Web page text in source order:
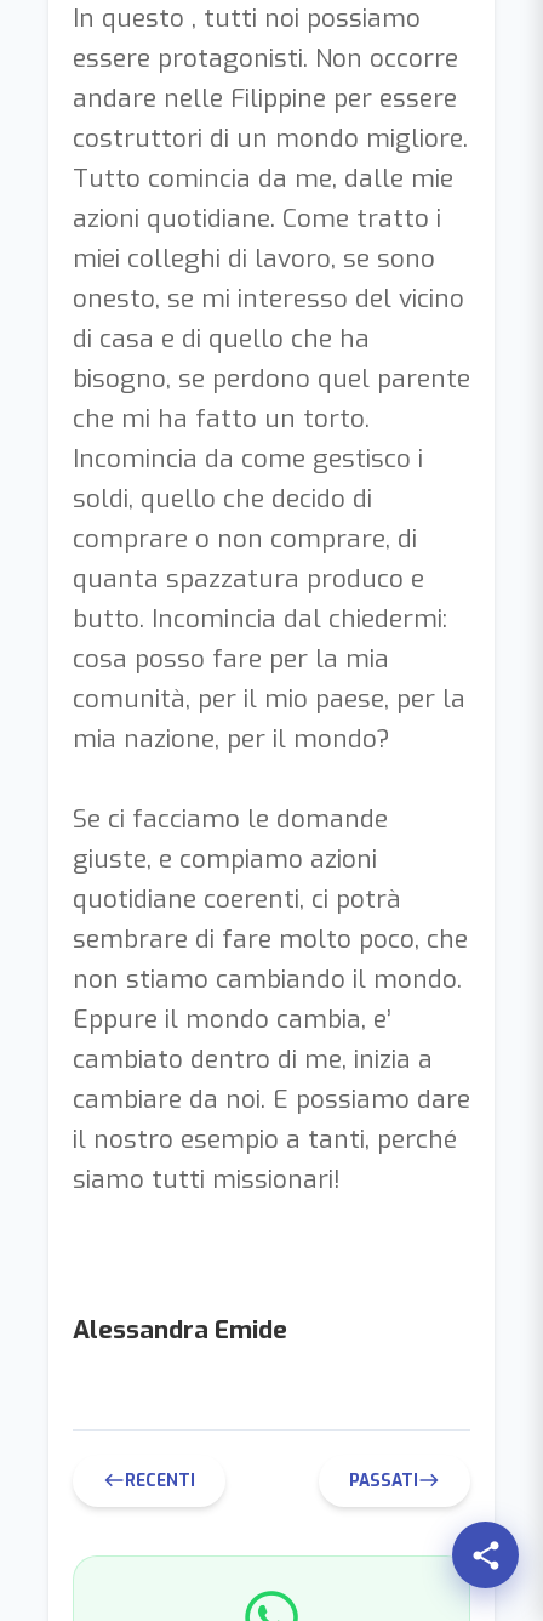
share
In questo , tutti noi possiamo
essere protagonisti. Non occorre
andare nelle Filippine per essere
costruttori di un mondo migliore.
Tutto comincia da me, dalle mie
azioni quotidiane. Come tratto i
miei colleghi di lavoro, se sono
onesto, se mi interesso del vicino
di casa e di quello che ha
bisogno, se perdono quel parente
che mi ha fatto un torto.
Incomincia da come gestisco i
soldi, quello che decido di
comprare o non comprare, di
quanta spazzatura produco e
butto. Incomincia dal chiedermi:
cosa posso fare per la mia
comunità, per il mio paese, per la
mia nazione, per il mondo?
Se ci facciamo le domande
giuste, e compiamo azioni
quotidiane coerenti, ci potrà
sembrare di fare molto poco, che
non stiamo cambiando il mondo.
Eppure il mondo cambia, e’
cambiato dentro di me, inizia a
cambiare da noi. E possiamo dare
il nostro esempio a tanti, perché
siamo tutti missionari!
Alessandra Emide
westRECENTI PASSATIeast